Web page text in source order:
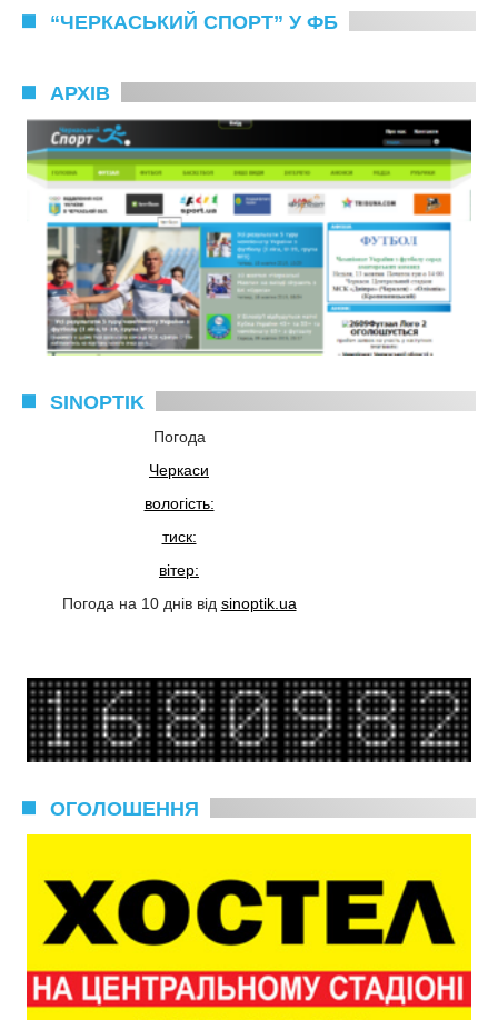
“ЧЕРКАСЬКИЙ СПОРТ” У ФБ
АРХІВ
SINOPTIK
Погода
Черкаси
вологість:
тиск:
вітер:
Погода на 10 днів від sinoptik.ua
ОГОЛОШЕННЯ